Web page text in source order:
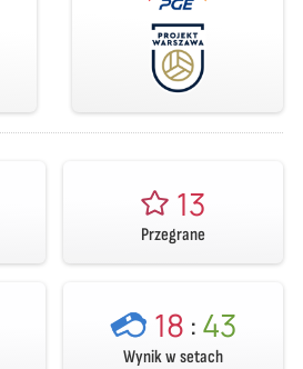
13
Przegrane
18 :43
Wynik w setach